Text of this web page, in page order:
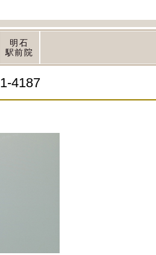
明石
駅前院
1-4187